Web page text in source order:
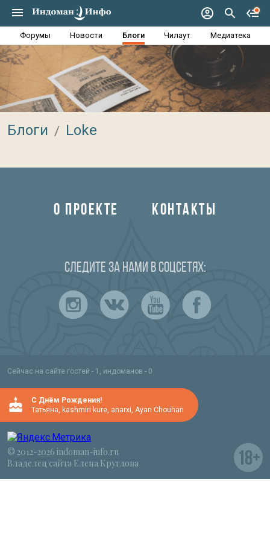
Форумы Новости Блоги Чилаут Медиатека
Блоги Loke
О ПРОЕКТЕ КОНТАКТЫ
Следите за нами в соцсетях:
Сейчас на сайте гостей - 1, индоманов - 0
C Днём Рождения!
Татьяна, kashmiri kure, anarxi, Ayan Chouhan
© 2012-2026 indoman-info.ru
Владелец сайта Елена Круглова